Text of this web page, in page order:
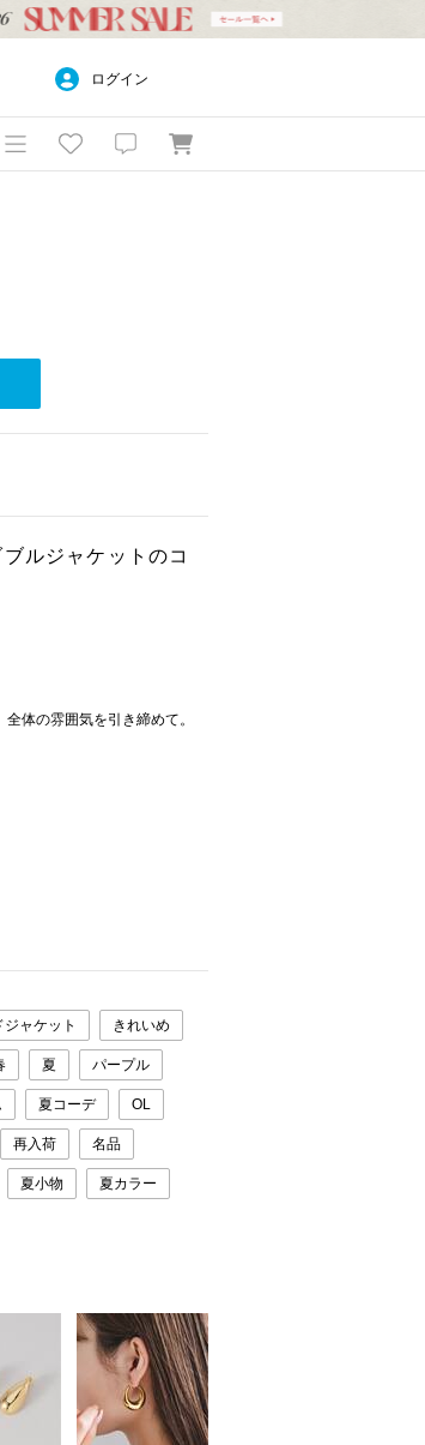
ログイン
ルジャケットのコ
体の雰囲気を引き締めて。
ャケット きれいめ
夏 パープル
夏コーデ OL
再入荷 名品
夏小物 夏カラー